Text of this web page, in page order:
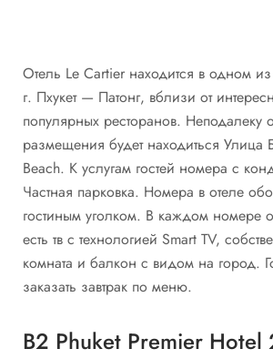
Отель Le Cartier находится в одном
г. Пхукет — Патонг, вблизи от
популярных ресторанов. Неподалеку
размещения будет находиться Улица
Beach. К услугам гостей номера с
Частная парковка. Номера в отеле
гостиным уголком. В каждом номере
есть тв с технологией Smart TV,
комната и балкон с видом на город.
заказать завтрак по меню.
B2 Phuket Premier